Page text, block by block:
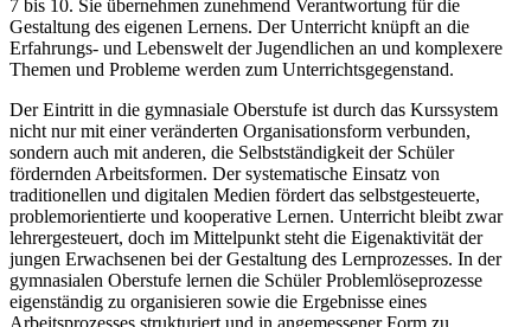
7 bis 10. Sie übernehmen zunehmend Verantwortung für die
Gestaltung des eigenen Lernens. Der Unterricht knüpft an die
Erfahrungs- und Lebenswelt der Jugendlichen an und komplexere
Themen und Probleme werden zum Unterrichtsgegenstand.
Der Eintritt in die gymnasiale Oberstufe ist durch das Kurssystem
nicht nur mit einer veränderten Organisationsform verbunden,
sondern auch mit anderen, die Selbstständigkeit der Schüler
fördernden Arbeitsformen. Der systematische Einsatz von
traditionellen und digitalen Medien fördert das selbstgesteuerte,
problemorientierte und kooperative Lernen. Unterricht bleibt zwar
lehrergesteuert, doch im Mittelpunkt steht die Eigenaktivität der
jungen Erwachsenen bei der Gestaltung des Lernprozesses. In der
gymnasialen Oberstufe lernen die Schüler Problemlöseprozesse
eigenständig zu organisieren sowie die Ergebnisse eines